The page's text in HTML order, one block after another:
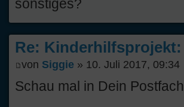
sonstiges?
Re:
von Siggie » 10. Juli 2017, 09:34
Schau mal in Dein